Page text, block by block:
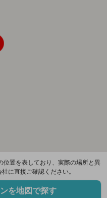
置を表しており、実際の場所と異
に直接ご確認ください。
を地図で探す